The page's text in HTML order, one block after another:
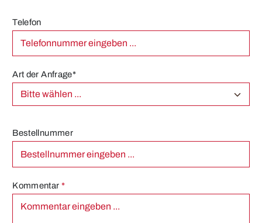
Telefon
Art der Anfrage*
Bestellnummer
Kommentar *